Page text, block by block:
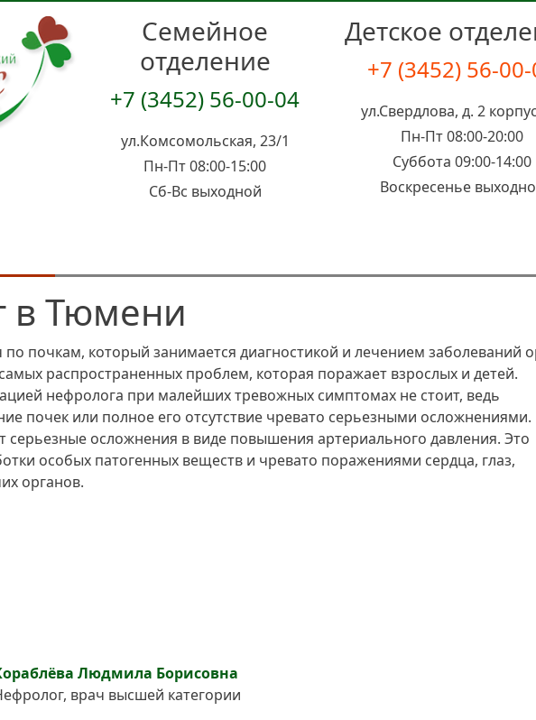
Семейное
отделение
+7 (3452) 56-00-04
ул.Комсомольская, 23/1
Пн-Пт 08:00-15:00
Сб-Вс выходной
Детское
+7 (3452) 56-
ул.Свердлова, д. 2
Пн-Пт 08:00-20:00
Суббота 09:00-14:00
Воскресенье
в Тюмени
почкам, который занимается диагностикой и лечением заболеваний
распространенных проблем, которая поражает взрослых и детей.
нефролога при малейших тревожных симптомах не стоит, ведь
почек или полное его отсутствие чревато серьезными осложнениями.
осложнения в виде повышения артериального давления. Это
особых патогенных веществ и чревато поражениями сердца, глаз,
органов.
Людмила Борисовна
врач высшей категории